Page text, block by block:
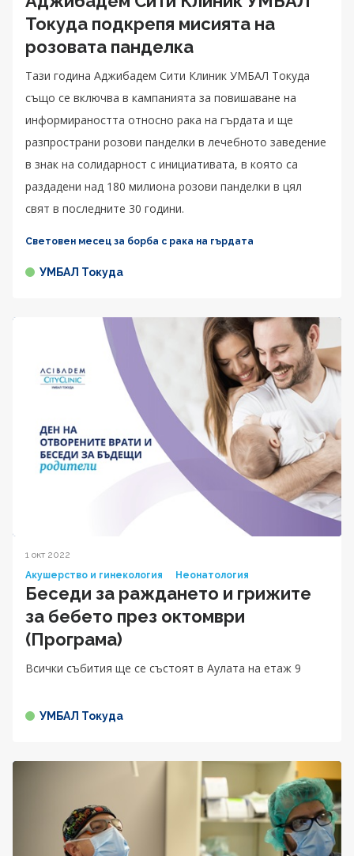
Токуда подкрепя мисията на
розовата панделка
Тази година Аджибадем Сити Клиник УМБАЛ Токуда
също се включва в кампанията за повишаване на
информираността относно рака на гърдата и ще
разпространи розови панделки в лечебното заведение
в знак на солидарност с инициативата, в която са
раздадени над 180 милиона розови панделки в цял
свят в последните 30 години.
Световен месец за борба с рака на гърдата
УМБАЛ Токуда
1 окт 2022
Акушерство и гинекология
Неонатология
Беседи за раждането и грижите
за бебетo през октомври
(Програма)
Всички събития ще се състоят в Аулата на етаж 9
УМБАЛ Токуда